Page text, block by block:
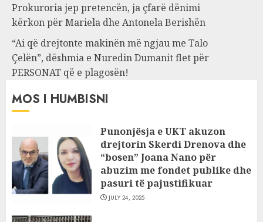
Prokuroria jep pretencën, ja çfarë dënimi
kërkon për Mariela dhe Antonela Berishën
“Ai që drejtonte makinën më ngjau me Talo
Çelën”, dëshmia e Nuredin Dumanit flet për
PERSONAT që e plagosën!
MOS I HUMBISNI
Punonjësja e UKT akuzon
drejtorin Skerdi Drenova dhe
“bosen” Joana Nano për
abuzim me fondet publike dhe
pasuri të pajustifikuar
JULY 24, 2025